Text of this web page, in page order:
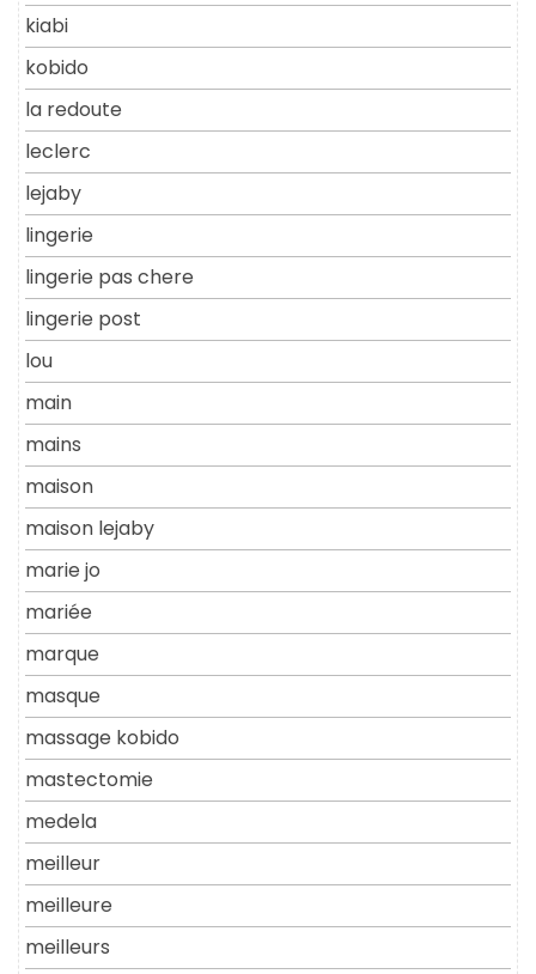
kiabi
kobido
la redoute
leclerc
lejaby
lingerie
lingerie pas chere
lingerie post
lou
main
mains
maison
maison lejaby
marie jo
mariée
marque
masque
massage kobido
mastectomie
medela
meilleur
meilleure
meilleurs